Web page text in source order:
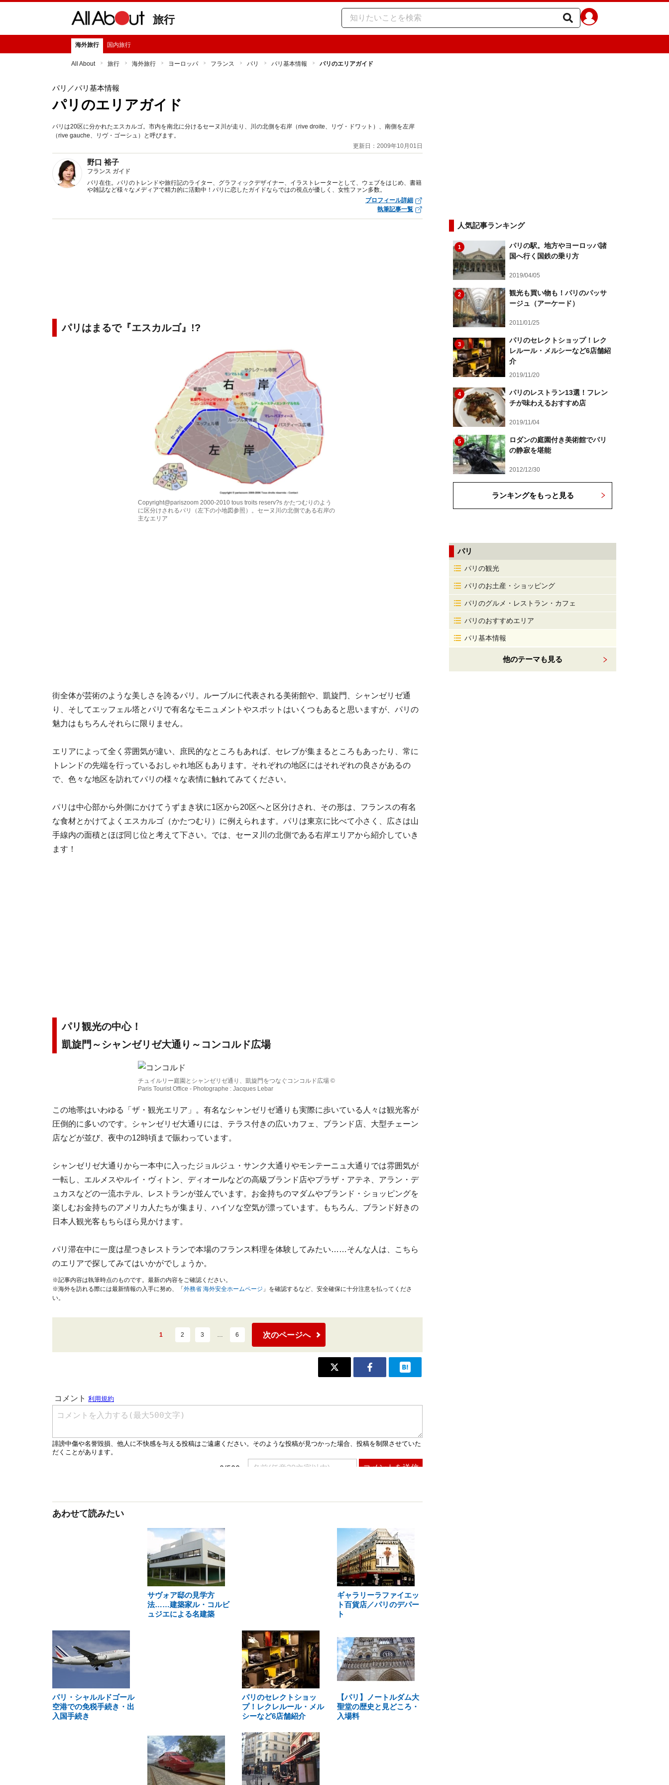
旅行
海外旅行 国内旅行
All About 旅行 海外旅行 ヨーロッパ フランス パリ パリ基本情報 パリのエリアガイド
パリ ／パリ基本情報
パリのエリアガイド
パリは20区に分かれたエスカルゴ。市内を南北に分けるセーヌ川が走り、川の北側を右岸（rive droite、リヴ・ドワット）、南側を左岸
（rive gauche、リヴ・ゴーシュ）と呼びます。
更新日：2009年10月01日
野口 裕子
フランス ガイド
パリ在住。パリのトレンドや旅行記のライター、グラフィックデザイナー、イラストレーターとして、ウェブをはじめ、書籍
や雑誌など様々なメディアで精力的に活動中！パリに恋したガイドならではの視点が優しく、女性ファン多数。
プロフィール詳細
執筆記事一覧
パリはまるで『エスカルゴ』!?
Copyright@pariszoom 2000-2010 tous troits reserv?s かたつむりのよう
に区分けされるパリ（左下の小地図参照）。セーヌ川の北側である右岸の
主なエリア
街全体が芸術のような美しさを誇るパリ。ルーブルに代表される美術館や、凱旋門、シャンゼリゼ通
り、そしてエッフェル塔とパリで有名なモニュメントやスポットはいくつもあると思いますが、パリの
魅力はもちろんそれらに限りません。
エリアによって全く雰囲気が違い、庶民的なところもあれば、セレブが集まるところもあったり、常に
トレンドの先端を行っているおしゃれ地区もあります。それぞれの地区にはそれぞれの良さがあるの
で、色々な地区を訪れてパリの様々な表情に触れてみてください。
パリは中心部から外側にかけてうずまき状に1区から20区へと区分けされ、その形は、フランスの有名
な食材とかけてよくエスカルゴ（かたつむり）に例えられます。パリは東京に比べて小さく、広さは山
手線内の面積とほぼ同じ位と考えて下さい。では、セーヌ川の北側である右岸エリアから紹介していき
ます！
パリ観光の中心！
凱旋門～シャンゼリゼ大通り～コンコルド広場
チュイルリー庭園とシャンゼリゼ通り、凱旋門をつなぐコンコルド広場 ©
Paris Tourist Office - Photographe : Jacques Lebar
この地帯はいわゆる「ザ・観光エリア」。有名なシャンゼリゼ通りも実際に歩いている人々は観光客が
圧倒的に多いのです。シャンゼリゼ大通りには、テラス付きの広いカフェ、ブランド店、大型チェーン
店などが並び、夜中の12時頃まで賑わっています。
シャンゼリゼ大通りから一本中に入ったジョルジュ・サンク大通りやモンテーニュ大通りでは雰囲気が
一転し、エルメスやルイ・ヴィトン、ディオールなどの高級ブランド店やプラザ・アテネ、アラン・デ
ュカスなどの一流ホテル、レストランが並んでいます。お金持ちのマダムやブランド・ショッピングを
楽しむお金持ちのアメリカ人たちが集まり、ハイソな空気が漂っています。もちろん、ブランド好きの
日本人観光客もちらほら見かけます。
パリ滞在中に一度は星つきレストランで本場のフランス料理を体験してみたい……そんな人は、こちら
のエリアで探してみてはいかがでしょうか。
※記事内容は執筆時点のものです。最新の内容をご確認ください。
※海外を訪れる際には最新情報の入手に努め、「 外務省 海外安全ホームページ 」を確認するなど、安全確保に十分注意を払ってくださ
い。
1 2 3 … 6 次のページへ
あわせて読みたい
サヴォア邸の見学方
法……建築家ル・コルビ
ュジエによる名建築
ギャラリーラファイエッ
ト百貨店／パリのデパー
ト
パリ・シャルルドゴール
空港での免税手続き・出
入国手続き
パリのセレクトショッ
プ！レクレルール・メル
シーなど6店舗紹介
【パリ】ノートルダム大
聖堂の歴史と見どころ・
入場料
人気記事ランキング
1
パリの駅。地方やヨーロッパ諸
国へ行く国鉄の乗り方
2019/04/05
2
観光も買い物も！パリのパッサ
ージュ（アーケード）
2011/01/25
3
パリのセレクトショップ！レク
レルール・メルシーなど6店舗紹
介
2019/11/20
4
パリのレストラン13選！フレン
チが味わえるおすすめ店
2019/11/04
5
ロダンの庭園付き美術館でパリ
の静寂を堪能
2012/12/30
ランキングをもっと見る
パリ
パリの観光
パリのお土産・ショッピング
パリのグルメ・レストラン・カフェ
パリのおすすめエリア
パリ基本情報
他のテーマも見る